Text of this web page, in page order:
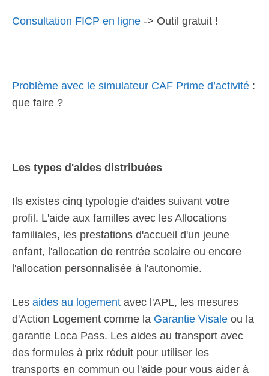
Consultation FICP en ligne -> Outil gratuit !
Problème avec le simulateur CAF Prime d’activité :
que faire ?
Les types d'aides distribuées
Ils existes cinq typologie d'aides suivant votre
profil. L'aide aux familles avec les Allocations
familiales, les prestations d'accueil d'un jeune
enfant, l'allocation de rentrée scolaire ou encore
l'allocation personnalisée à l'autonomie.
Les aides au logement avec l'APL, les mesures
d'Action Logement comme la Garantie Visale ou la
garantie Loca Pass. Les aides au transport avec
des formules à prix réduit pour utiliser les
transports en commun ou l'aide pour vous aider à